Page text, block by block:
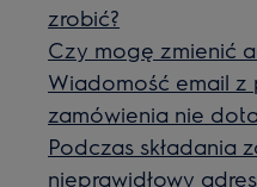
zrobić?
Czy mogę zmienić
Wiadomość email z
zamówienia nie
Podczas składania
nieprawidłowy